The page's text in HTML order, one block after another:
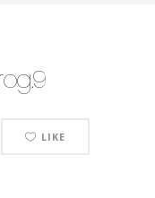
LIKE